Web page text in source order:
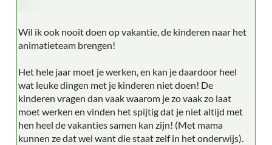
Wil ik ook nooit doen op vakantie, de kinderen naar het
animatieteam brengen!
Het hele jaar moet je werken, en kan je daardoor heel
wat leuke dingen met je kinderen niet doen! De
kinderen vragen dan vaak waarom je zo vaak zo laat
moet werken en vinden het spijtig dat je niet altijd met
hen heel de vakanties samen kan zijn! (Met mama
kunnen ze dat wel want die staat zelf in het onderwijs).